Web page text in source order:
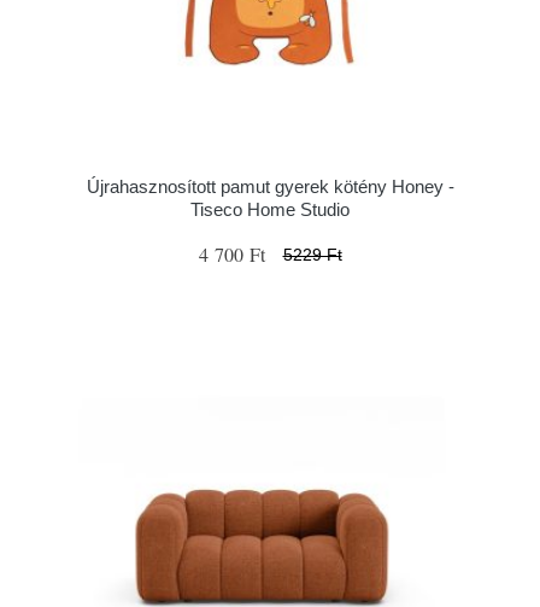
Újrahasznosított pamut gyerek kötény Honey -
Tiseco Home Studio
4 700 Ft 5229 Ft